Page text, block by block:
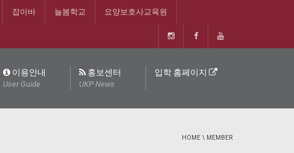
잡아바 늘봄학교 요양보호사교육원
이용안내
User Guide
홍보센터
UKP News
입학 홈페이지
HOME \ MEMBER